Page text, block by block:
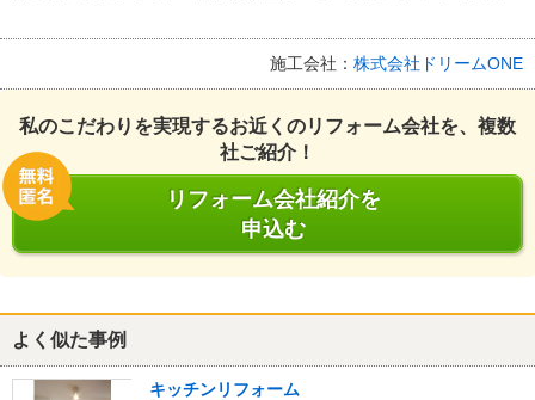
施工会社： 株式会社ドリームONE
私のこだわりを実現するお近くのリフォーム会社を、複数
社ご紹介！
リフォーム会社紹介を
申込む
よく似た事例
キッチンリフォーム